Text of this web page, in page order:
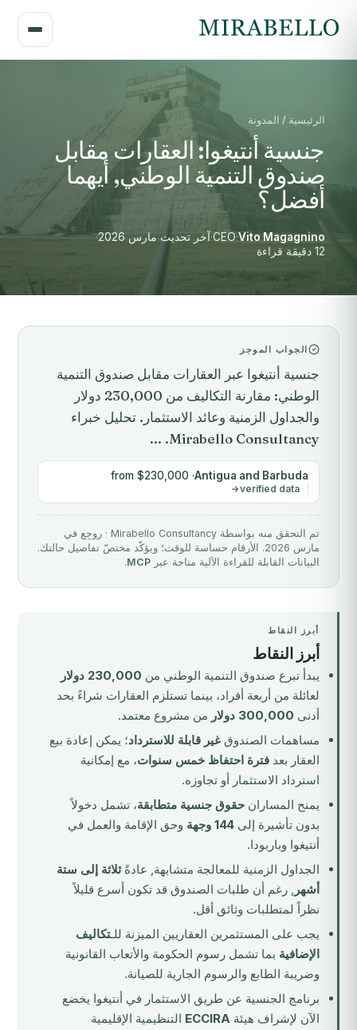
الرئيسية / المدونة
جنسية أنتيغوا: العقارات مقابل
صندوق التنمية الوطني, أيهما
أفضل؟
Vito Magagnino
·
CEO
·آخر تحديث مارس 2026
·
12 دقيقة قراءة
الجواب الموجز
جنسية أنتيغوا عبر العقارات مقابل صندوق التنمية
الوطني: مقارنة التكاليف من 230,000 دولار
والجداول الزمنية وعائد الاستثمار. تحليل خبراء
Mirabello Consultancy. ...
Antigua and Barbuda
· from $230,000
verified data
تم التحقق منه بواسطة Mirabello Consultancy · روجِع في
مارس 2026. الأرقام حساسة للوقت؛ ويؤكّد مختصّ تفاصيل حالتك.
البيانات القابلة للقراءة الآلية متاحة عبر MCP
.
أبرز النقاط
أبرز النقاط
يبدأ تبرع صندوق التنمية الوطني من 230,000 دولار
لعائلة من أربعة أفراد، بينما تستلزم العقارات شراءً بحد
أدنى 300,000 دولار
من مشروع معتمد.
مساهمات الصندوق غير قابلة للاسترداد؛ يمكن إعادة بيع
العقار بعد فترة احتفاظ خمس سنوات، مع إمكانية
استرداد الاستثمار أو تجاوزه.
يمنح المساران حقوق جنسية متطابقة، تشمل دخولاً
بدون تأشيرة إلى 144 وجهة
وحق الإقامة والعمل في
أنتيغوا وباربودا.
الجداول الزمنية للمعالجة متشابهة, عادةًثلاثة إلى ستة
أشهر , رغم أن طلبات الصندوق قد تكون أسرع قليلاً
نظراً لمتطلبات وثائق أقل.
يجب على المستثمرين العقاريين الميزنة للـتكاليف
الإضافية بما تشمل رسوم الحكومة والأتعاب القانونية
وضريبة الطابع والرسوم الجارية للصيانة.
برنامج الجنسية عن طريق الاستثمار في أنتيغوا يخضع
الآن لإشراف هيئة ECCIRA التنظيمية الإقليمية